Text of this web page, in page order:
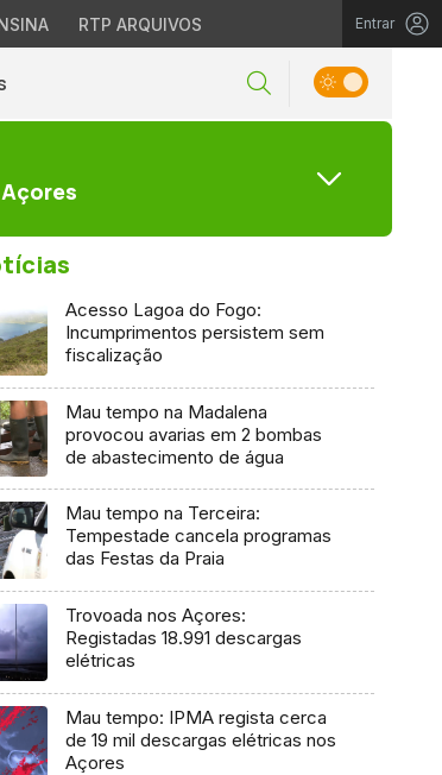
RTP ARQUIVOS Entrar
Acesso Lagoa do Fogo:
Incumprimentos persistem sem
fiscalização
Mau tempo na Madalena
provocou avarias em 2 bombas
de abastecimento de água
Mau tempo na Terceira:
Tempestade cancela programas
das Festas da Praia
Trovoada nos Açores:
Registadas 18.991 descargas
elétricas
Mau tempo: IPMA regista cerca
de 19 mil descargas elétricas nos
Açores